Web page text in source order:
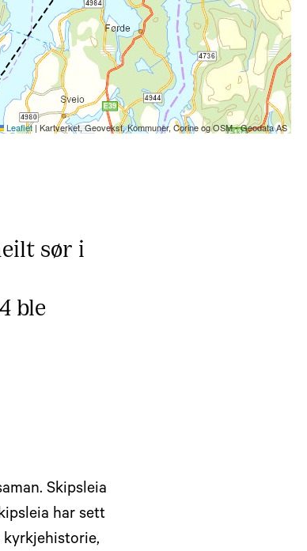
Leaflet | Kartverket, Geovekst, Kommuner, Corine og OSM - Geodata AS
sør i
ble
Skipsleia
har sett
kyrkjehistorie,